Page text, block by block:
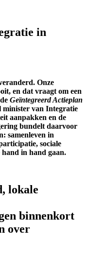
in
Onze
en dat vraagt om een
Geïntegreerd Actieplan
minister van Integratie
aanpakken en de
bundelt daarvoor
samenleven in
sociale
hand in hand gaan.
lokale
binnenkort
over